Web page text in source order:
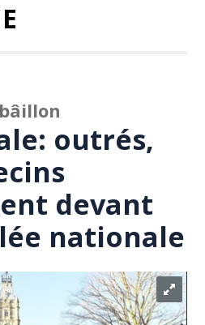
outrés,
devant
nationale